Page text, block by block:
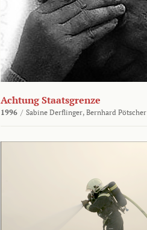
Achtung Staatsgrenze
1996 / Sabine Derflinger, Bernhard Pötscher